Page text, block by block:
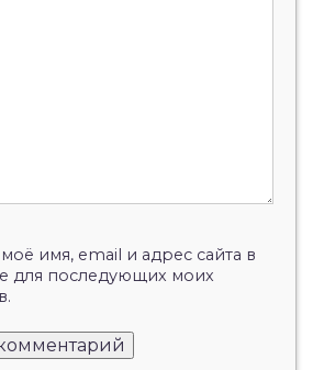
имя, email и адрес сайта в
для последующих моих